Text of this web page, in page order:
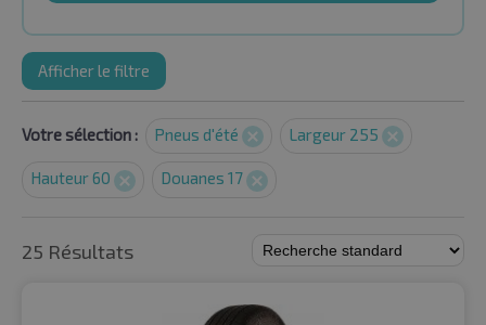
Afficher le filtre
Votre sélection : Pneus d'été Largeur 255
Hauteur 60 Douanes 17
25 Résultats